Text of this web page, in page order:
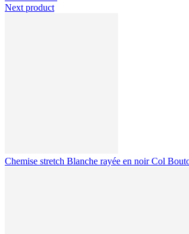
Next product
Chemise stretch Blanche rayée en noir Col